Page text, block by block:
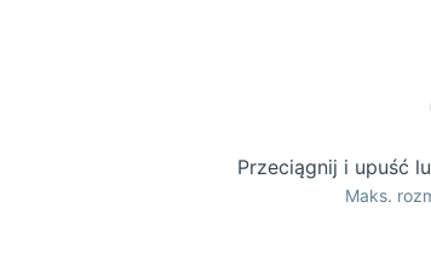
Przeciągnij i upuść
Maks.